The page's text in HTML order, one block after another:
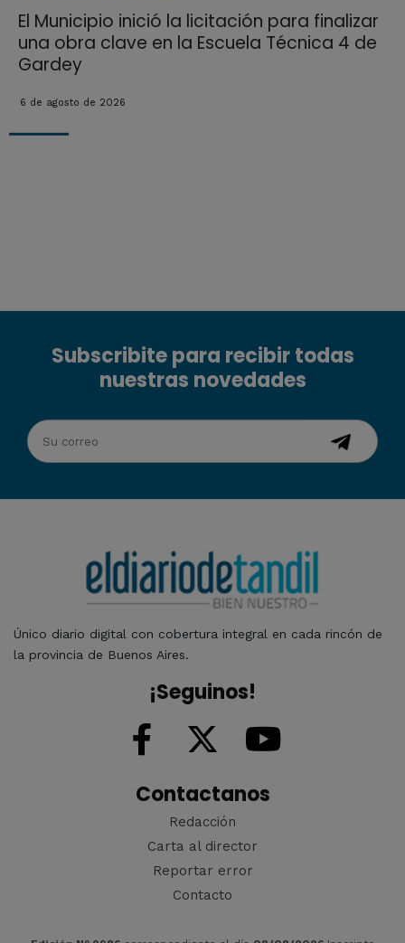
El Municipio inició la licitación para finalizar
una obra clave en la Escuela Técnica 4 de
Gardey
6 de agosto de 2026
Subscribite para recibir todas
nuestras novedades
Único diario digital con cobertura integral en cada rincón de
la provincia de Buenos Aires.
¡Seguinos!
Contactanos
Redacción
Carta al director
Reportar error
Contacto